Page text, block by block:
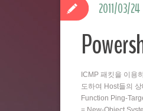
ICMP 패킷을 이용
도하여 Host들의
Function Ping-
2011/03/24